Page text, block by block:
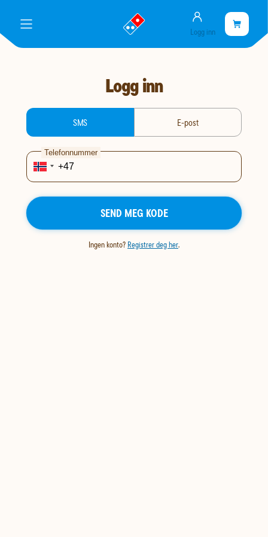
meny
gå
til
landingssiden
Konto
Logg inn
er
tom
Logg inn
login-type
SMS E-post
Telefonnummer
SEND MEG KODE
Ingen konto? Registrer deg her.